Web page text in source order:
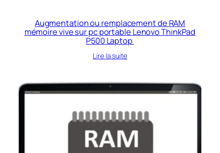
Augmentation ou remplacement de RAM
mémoire vive sur pc portable Lenovo ThinkPad
P500 Laptop
Lire la suite